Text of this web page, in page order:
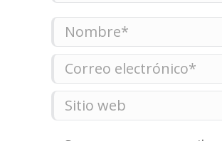
Nombre *
Correo electrónico *
Sitio web